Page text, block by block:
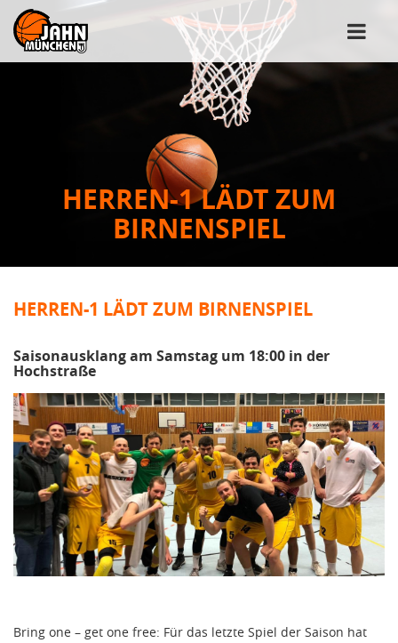
HERREN-1 LÄDT ZUM
BIRNENSPIEL
HERREN-1 LÄDT ZUM BIRNENSPIEL
Saisonausklang am Samstag um 18:00 in der
Hochstraße
Bring one – get one free: Für das letzte Spiel der Saison hat